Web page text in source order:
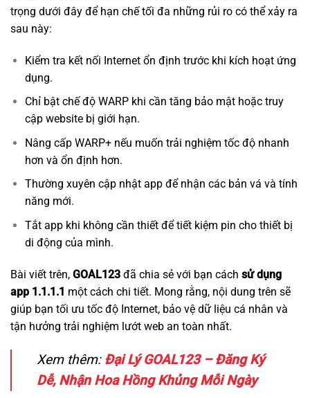
trọng dưới đây để hạn chế tối đa những rủi ro có thể xảy ra
sau này:
Kiểm tra kết nối Internet ổn định trước khi kích hoạt ứng
dụng.
Chỉ bật chế độ WARP khi cần tăng bảo mật hoặc truy
cập website bị giới hạn.
Nâng cấp WARP+ nếu muốn trải nghiệm tốc độ nhanh
hơn và ổn định hơn.
Thường xuyên cập nhật app để nhận các bản vá và tính
năng mới.
Tắt app khi không cần thiết để tiết kiệm pin cho thiết bị
di động của mình.
Bài viết trên, GOAL123 đã chia sẻ với bạn cách sử dụng
app 1.1.1.1 một cách chi tiết. Mong rằng, nội dung trên sẽ
giúp bạn tối ưu tốc độ Internet, bảo vệ dữ liệu cá nhân và
tận hưởng trải nghiệm lướt web an toàn nhất.
Xem thêm: Đại Lý GOAL123 – Đăng Ký
Dễ, Nhận Hoa Hồng Khủng Mỗi Ngày